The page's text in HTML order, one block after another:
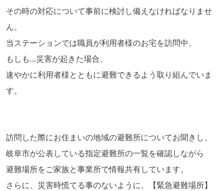
その時の対応について事前に検討し備えなければなりませ
ん。
当ステーションでは職員が利用者様のお宅を訪問中、
もしも…災害が起きた場合、
速やかに利用者様とともに避難できるよう取り組んでいま
す。
訪問した際にお住まいの地域の避難所についてお聞きし、
岐阜市が公表している指定避難所の一覧を確認しながら
避難場所をご家族と事業所で情報共有しています。
さらに、災害時慌てる事のないように、【緊急避難場所】